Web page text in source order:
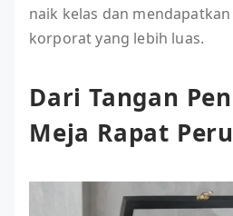
naik kelas dan
korporat yang lebih luas.
Dari Tangan
Meja Rapat